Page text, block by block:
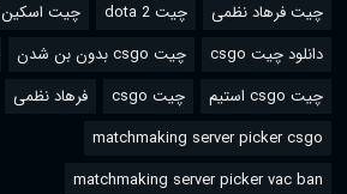
چیت فرهاد نظمی چیت dota 2
چیت اسکین csgo
دانلود چیت csgo
چیت csgo بدون بن شدن
چیت csgo استیم
چیت csgo
فرهاد نظمی
matchmaking server picker csgo
matchmaking server picker vac ban